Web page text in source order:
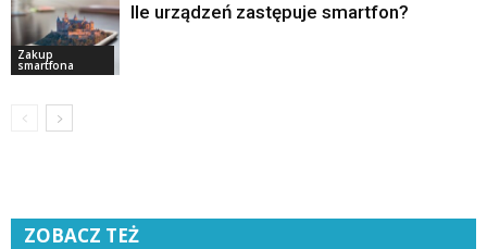
Zakup
smartfona
Ile urządzeń zastępuje smartfon?
ZOBACZ TEŻ